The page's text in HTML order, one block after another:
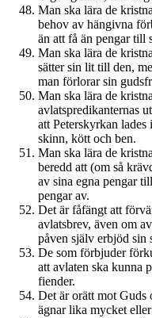
Man ska lära de
behov av hängivna
än att få än pengar till
Man ska lära de
sätter sin lit till den,
man förlorar sin
Man ska lära de
avlatspredikanternas
att Peterskyrkan lades
skinn, kött och ben.
Man ska lära de
beredd att (om så
av sina egna pengar
pengar av.
Det är fåfängt att
avlatsbrev, även om
påven själv erbjöd sin
De som förbjuder
att avlaten ska kunna
fiender.
Det är orätt mot Guds
ägnar lika mycket